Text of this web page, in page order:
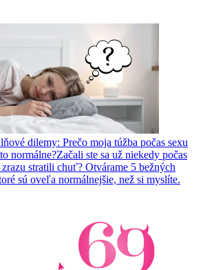
dilemy: Prečo moja túžba počas sexu
normálne?Začali ste sa už niekedy počas
stratili chuť? Otvárame 5 bežných
sú oveľa normálnejšie, než si myslíte.